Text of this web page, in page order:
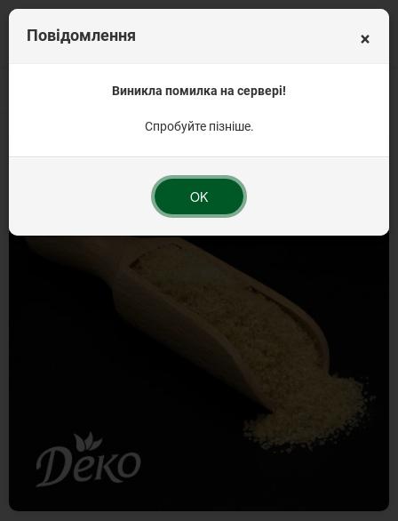
Вагова продукція Желатин Желатин харчовий 25кг ТМ Деко
×
Повідомлення
Виникла помилка на сервері!
Спробуйте пізніше.
OK